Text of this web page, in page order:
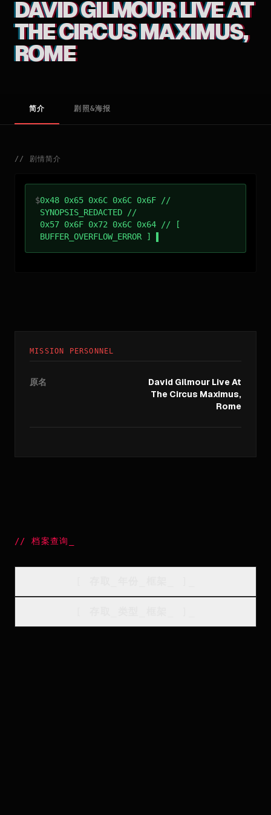
DAVID GILMOUR LIVE AT
THE CIRCUS MAXIMUS,
ROME
简介 剧照&海报
// 剧情简介
$0x48 0x65 0x6C 0x6C 0x6F //
SYNOPSIS_REDACTED //
0x57 0x6F 0x72 0x6C 0x64 // [
BUFFER_OVERFLOW_ERROR ]
MISSION PERSONNEL
原名
David Gilmour Live At
The Circus Maximus,
Rome
//档案查询